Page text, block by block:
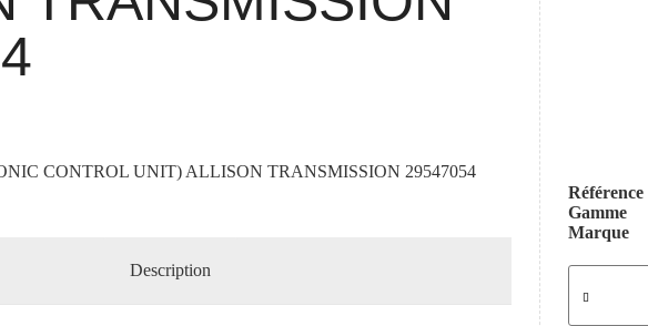
CONTROL UNIT) ALLISON TRANSMISSION 29547054
Description
Référence
Gamme
Marque